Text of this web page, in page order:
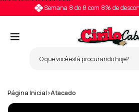
Semana 8 do 8 com 8% de
Página Inicial>Atacado